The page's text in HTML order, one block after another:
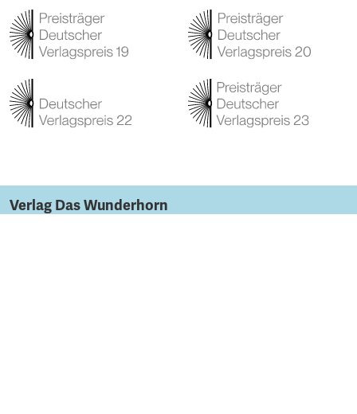
Verlag Das Wunderhorn